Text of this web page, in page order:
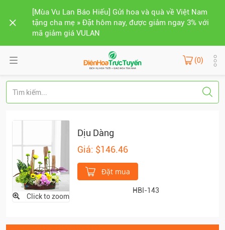
[Mùa Vu Lan Báo Hiếu] Gửi hoa và quà về Việt Nam
tặng cha mẹ » Đặt hôm nay, được giảm ngay 3% với
mã giảm giá VULAN
(0)
Click to zoom
Dịu Dàng
Giá: $146.46
Đặt mua
HBI-143